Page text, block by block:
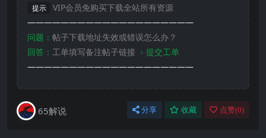
提示
VIP会员免购买下载全站所有资源
————————————————————
问题： 帖子下载地址失效或错误怎么办？
回答： 工单填写备注帖子链接 ﹥提交工单
————————————————————
65解说 分享 收藏 点赞(0)